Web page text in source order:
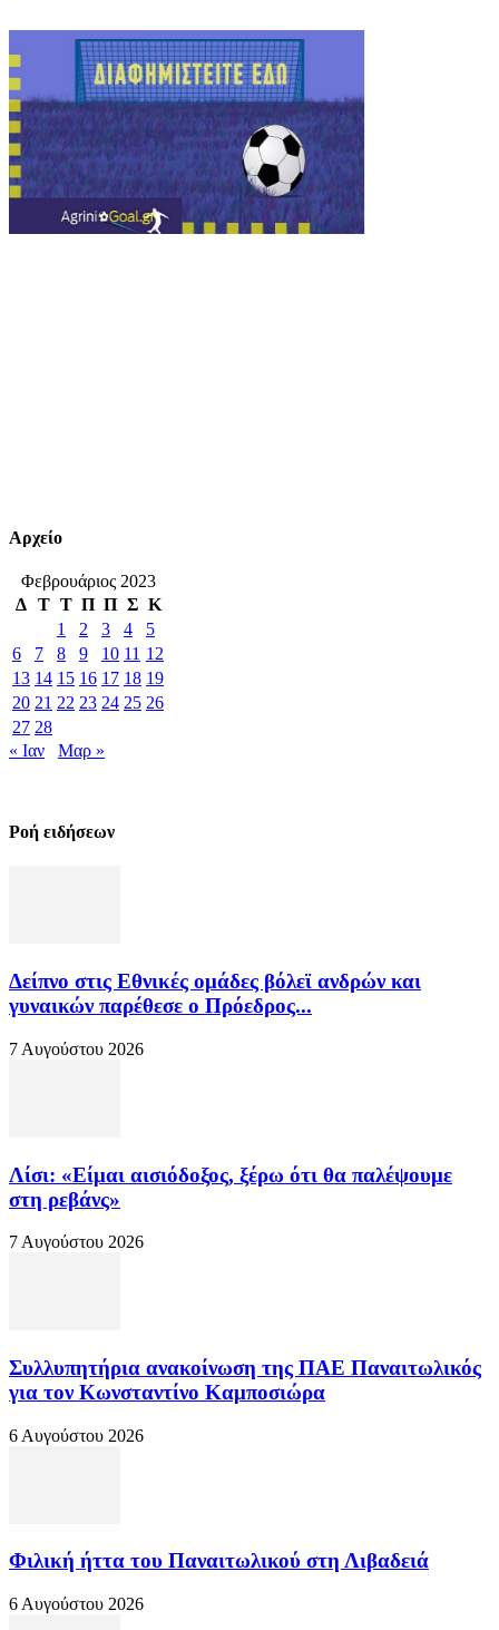
Αρχείο
Φεβρουάριος 2023
Δ Τ Τ Π Π Σ Κ
1
2 3 4
5
6
7 8 9 10 11 12
13 14 15 16 17 18 19
20 21 22 23 24 25 26
27 28
« Ιαν
Μαρ »
Ροή ειδήσεων
Δείπνο στις Εθνικές ομάδες βόλεϊ ανδρών και
γυναικών παρέθεσε ο Πρόεδρος...
7 Αυγούστου 2026
Λίσι: «Είμαι αισιόδοξος, ξέρω ότι θα παλέψουμε
στη ρεβάνς»
7 Αυγούστου 2026
Συλλυπητήρια ανακοίνωση της ΠΑΕ Παναιτωλικός
για τον Κωνσταντίνο Καμποσιώρα
6 Αυγούστου 2026
Φιλική ήττα του Παναιτωλικού στη Λιβαδειά
6 Αυγούστου 2026